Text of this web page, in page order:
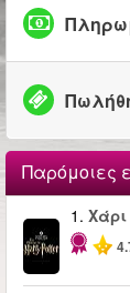
Παρόμοιες
1. Χάρι